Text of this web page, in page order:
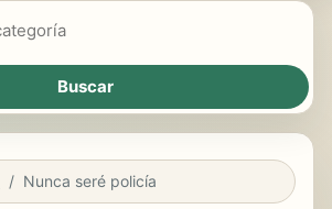
Nunca seré policía